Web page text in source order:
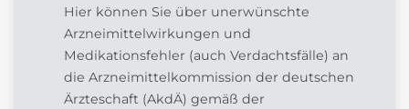
Hier können Sie über unerwünschte
Arzneimittelwirkungen und
Medikationsfehler (auch Verdachtsfälle) an
die Arzneimittelkommission der deutschen
Ärzteschaft (AkdÄ) gemäß der